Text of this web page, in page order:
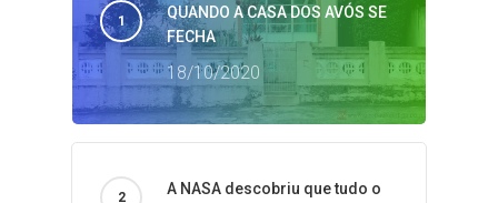
QUANDO A CASA DOS AVÓS SE
FECHA
18/10/2020
A NASA descobriu que tudo o